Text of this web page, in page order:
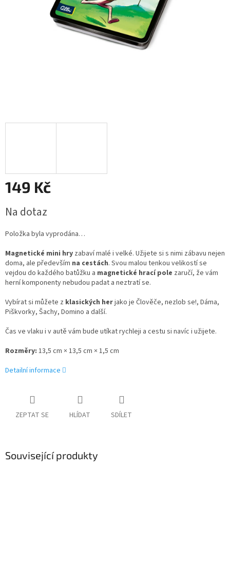
149 Kč
cena:
Na dotaz
Položka byla vyprodána…
Magnetické mini hry zabaví malé i velké. Užijete si s nimi zábavu nejen
doma, ale především na cestách. Svou malou tenkou velikostí se
vejdou do každého batůžku a magnetické hrací pole zaručí, že vám
herní komponenty nebudou padat a neztratí se.
Vybírat si můžete z klasických herjako je Člověče, nezlob se!, Dáma,
Piškvorky, Šachy, Domino a další.
Čas ve vlaku i v autě vám bude utíkat rychleji a cestu si navíc i užijete.
Rozměry: 13,5 cm × 13,5 cm × 1,5 cm
Detailní informace
ZEPTAT SE HLÍDAT SDÍLET
Související produkty